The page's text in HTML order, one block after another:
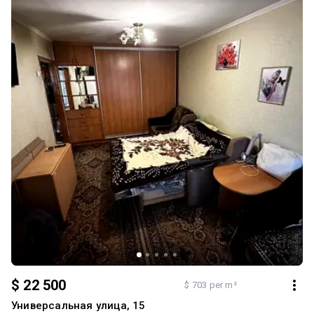
обговорюються окремо. Інфраструктура: У пішій доступності
знаходяться: дитячий садок; школа; супермаркети;
торговельно-розважальні центри; зупинки громадського
транспорту. Будинок розташований у районі з розвиненою
інфраструктурою та зручним транспортним сполученням. 📑
Документи готові до продажу. Власник перебуває в Україні. 📞
0503401007 Телефонуйте, щоб дізнатися більше та домовитися
про перегляд. Ця квартира може стати чудовим варіантом як
для власного проживання, так і для інвестиції.
$ 22 500 $ 703 per m²
Универсальная улица, 15